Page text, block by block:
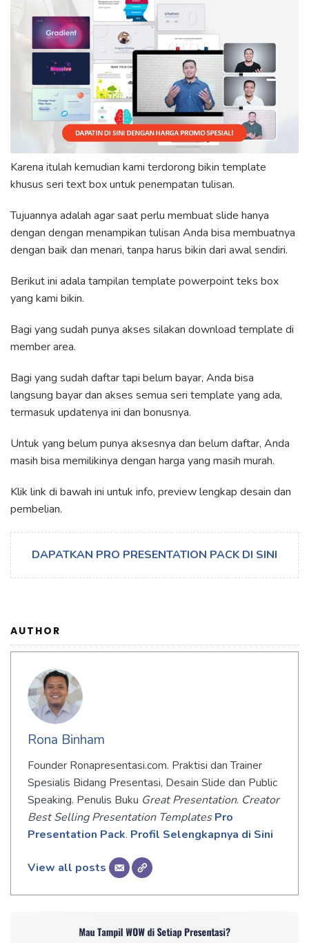
Karena itulah kemudian kami terdorong bikin template
khusus seri text box untuk penempatan tulisan.
Tujuannya adalah agar saat perlu membuat slide hanya
dengan dengan menampikan tulisan Anda bisa membuatnya
dengan baik dan menari, tanpa harus bikin dari awal sendiri.
Berikut ini adala tampilan template powerpoint teks box
yang kami bikin.
Bagi yang sudah punya akses silakan download template di
member area.
Bagi yang sudah daftar tapi belum bayar, Anda bisa
langsung bayar dan akses semua seri template yang ada,
termasuk updatenya ini dan bonusnya.
Untuk yang belum punya aksesnya dan belum daftar, Anda
masih bisa memilikinya dengan harga yang masih murah.
Klik link di bawah ini untuk info, preview lengkap desain dan
pembelian.
DAPATKAN PRO PRESENTATION PACK DI SINI
AUTHOR
Rona Binham
Founder Ronapresentasi.com. Praktisi dan Trainer
Spesialis Bidang Presentasi, Desain Slide dan Public
Speaking. Penulis Buku Great Presentation. Creator
Best Selling Presentation Templates Pro
Presentation Pack. Profil Selengkapnya di Sini
View all posts